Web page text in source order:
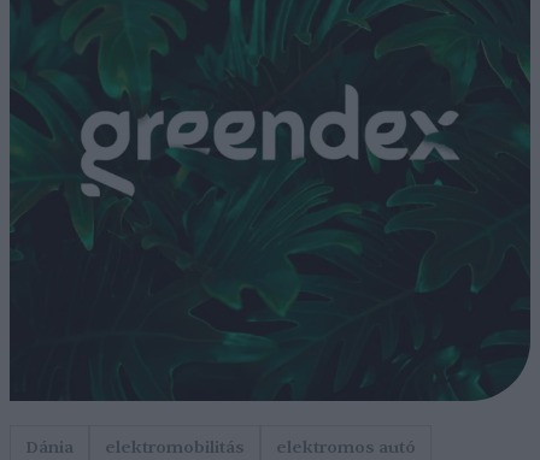
Dánia elektromobilitás elektromos autó